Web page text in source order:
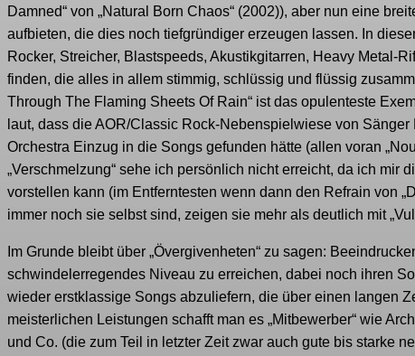
Damned“ von „Natural Born Chaos“ (2002)), aber nun eine
aufbieten, die dies noch tiefgründiger erzeugen lassen. In
Rocker, Streicher, Blastspeeds, Akustikgitarren, Heavy Metal-
finden, die alles in allem stimmig, schlüssig und flüssig
Through The Flaming Sheets Of Rain“ ist das opulenteste
laut, dass die AOR/Classic Rock-Nebenspielwiese von
Orchestra Einzug in die Songs gefunden hätte (allen voran
„Verschmelzung“ sehe ich persönlich nicht erreicht, da ich
vorstellen kann (im Entferntesten wenn dann den Refrain von
immer noch sie selbst sind, zeigen sie mehr als deutlich mit
Im Grunde bleibt über „Övergivenheten“ zu sagen:
schwindelerregendes Niveau zu erreichen, dabei noch ihren
wieder erstklassige Songs abzuliefern, die über einen langen
meisterlichen Leistungen schafft man es „Mitbewerber“ wie
und Co. (die zum Teil in letzter Zeit zwar auch gute bis starke